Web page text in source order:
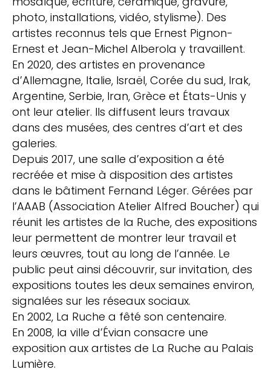
photo, installations, vidéo, stylisme). Des
artistes reconnus tels que Ernest Pignon-
Ernest et Jean-Michel Alberola y travaillent.
En 2020, des artistes en provenance
d’Allemagne, Italie, Israël, Corée du sud, Irak,
Argentine, Serbie, Iran, Grèce et États-Unis y
ont leur atelier. Ils diffusent leurs travaux
dans des musées, des centres d’art et des
galeries.
Depuis 2017, une salle d’exposition a été
recréée et mise à disposition des artistes
dans le bâtiment Fernand Léger. Gérées par
l’AAAB (Association Atelier Alfred Boucher) qui
réunit les artistes de la Ruche, des expositions
leur permettent de montrer leur travail et
leurs œuvres, tout au long de l’année. Le
public peut ainsi découvrir, sur invitation, des
expositions toutes les deux semaines environ,
signalées sur les réseaux sociaux.
En 2002, La Ruche a fêté son centenaire.
En 2008, la ville d’Évian consacre une
exposition aux artistes de La Ruche au Palais
Lumière.